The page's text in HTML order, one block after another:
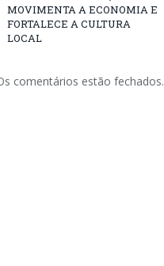
MOVIMENTA A ECONOMIA E
FORTALECE A CULTURA
LOCAL
comentários estão fechados.